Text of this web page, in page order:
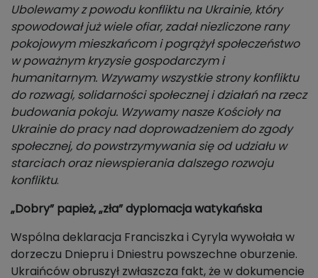
Ubolewamy z powodu konfliktu na Ukrainie, który
spowodował już wiele ofiar, zadał niezliczone rany
pokojowym mieszkańcom i pogrążył społeczeństwo
w poważnym kryzysie gospodarczym i
humanitarnym. Wzywamy wszystkie strony konfliktu
do rozwagi, solidarności społecznej i działań na rzecz
budowania pokoju. Wzywamy nasze Kościoły na
Ukrainie do pracy nad doprowadzeniem do zgody
społecznej, do powstrzymywania się od udziału w
starciach oraz niewspierania dalszego rozwoju
konfliktu.
„Dobry” papież, „zła” dyplomacja watykańska
Wspólna deklaracja Franciszka i Cyryla wywołała w
dorzeczu Dniepru i Dniestru powszechne oburzenie.
Ukraińców obruszył zwłaszcza fakt, że w dokumencie